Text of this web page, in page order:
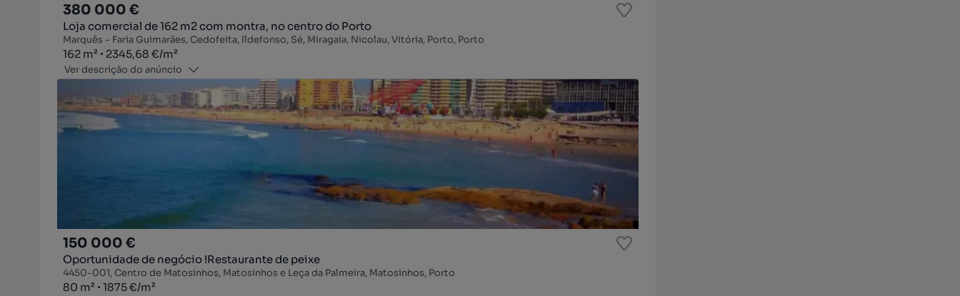
380 000 €
Loja comercial de 162 m2 com montra, no centro do Porto
Marquês - Faria Guimarães, Cedofeita, Ildefonso, Sé, Miragaia, Nicolau, Vitória, Porto, Porto
Zona
162 m²
Preço por metro quadrado
2345,68 €/m²
Ver descrição do anúncio
150 000 €
Oportunidade de negócio !Restaurante de peixe
4450-001, Centro de Matosinhos, Matosinhos e Leça da Palmeira, Matosinhos, Porto
Zona
80 m²
Preço por metro quadrado
1875 €/m²